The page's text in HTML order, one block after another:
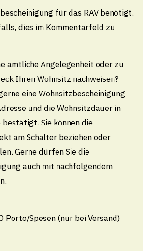
für das RAV benötigt,
dies im Kommentarfeld zu
amtliche Angelegenheit oder zu
Ihren Wohnsitz nachweisen?
eine Wohnsitzbescheinigung
und die Wohnsitzdauer in
bestätigt. Sie können die
am Schalter beziehen oder
Gerne dürfen Sie die
auch mit nachfolgendem
Porto/Spesen (nur bei Versand)
Thal
Thal
(24h)